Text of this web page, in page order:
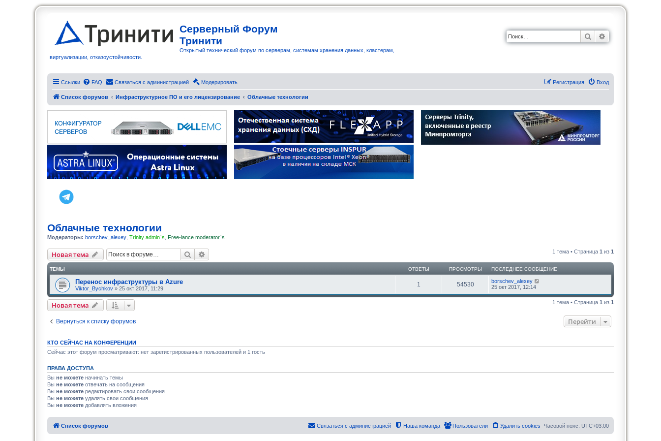
Серверный Форум
Тринити
Открытый технический форум по серверам, системам хранения данных, кластерам,
виртуализации, отказоустойчивости.
Поиск
Ссылки FAQ Связаться с администрацией Модерировать Вход
Регистрация
Список форумов Инфраструктурное ПО и его лицензирование Облачные технологии
Облачные технологии
Модераторы: borschev_alexey Trinity admin`s Free-lance moderator`s
Новая тема Поиск 1 тема • Страница 1 из 1
ТЕМЫ ОТВЕТЫ ПРОСМОТРЫ ПОСЛЕДНЕЕ СООБЩЕНИЕ
Перенос инфраструктуры в Azure
Viktor_Bychkov » 25 окт 2017, 11:29
1 54530
borschev_alexey
25 окт 2017, 12:14
Новая тема 1 тема • Страница 1 из 1
Вернуться к списку форумов Перейти
КТО СЕЙЧАС НА КОНФЕРЕНЦИИ
Сейчас этот форум просматривают: нет зарегистрированных пользователей и 1 гость
ПРАВА ДОСТУПА
Вы не можете начинать темы
Вы не можете отвечать на сообщения
Вы не можете редактировать свои сообщения
Вы не можете удалять свои сообщения
Вы не можете добавлять вложения
Список форумов Часовой пояс: UTC+03:00
Удалить cookies
Пользователи
Наша команда
Связаться с администрацией